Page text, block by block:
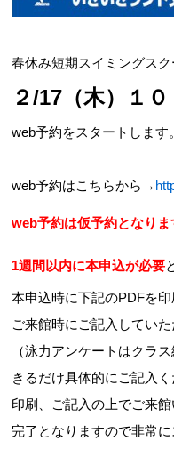
春休み短期スイミングスク
２/17（木）１
web予約をスタートします。
web予約はこちらから→
web予約は仮予約となりま
1週間以内に本申込が必要
本申込時に下記のPDFを
ご来館時にご記入していた
（泳力アンケートはクラ
きるだけ具体的にご記入く
印刷、ご記入の上でご来
完了となりますので非常に